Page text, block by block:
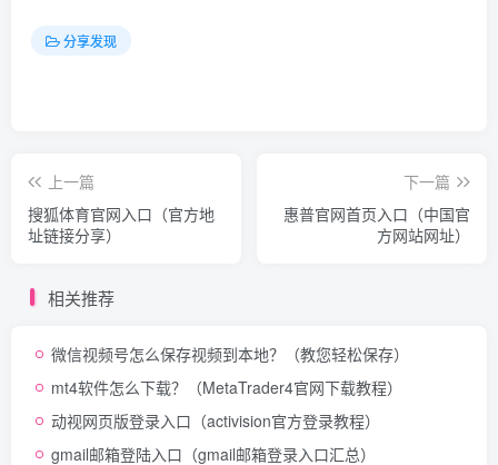
分享发现
上一篇
搜狐体育官网入口（官方地
址链接分享）
下一篇
惠普官网首页入口（中国官
方网站网址）
相关推荐
微信视频号怎么保存视频到本地？（教您轻松保存）
mt4软件怎么下载？（MetaTrader4官网下载教程）
动视网页版登录入口（activision官方登录教程）
gmail邮箱登陆入口（gmail邮箱登录入口汇总）